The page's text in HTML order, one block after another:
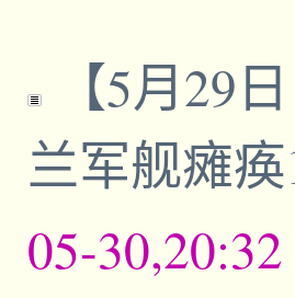
【5月29
兰军舰瘫
05-30,20:32